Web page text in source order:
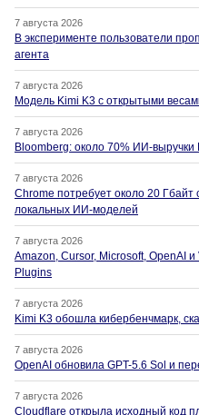
7 августа 2026
В эксперименте пользователи
агента
7 августа 2026
Модель Kimi K3 с открытыми
7 августа 2026
Bloomberg: около 70% ИИ-выручки
7 августа 2026
Chrome потребует около 20 Гбайт
локальных ИИ-моделей
7 августа 2026
Amazon, Cursor, Microsoft, OpenAI
Plugins
7 августа 2026
Kimi K3 обошла кибербенчмарк,
7 августа 2026
OpenAI обновила GPT-5.6 Sol и
7 августа 2026
Cloudflare открыла исходный код